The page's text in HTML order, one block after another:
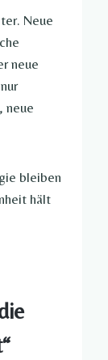
Neue
neue
neue
bleiben
hält